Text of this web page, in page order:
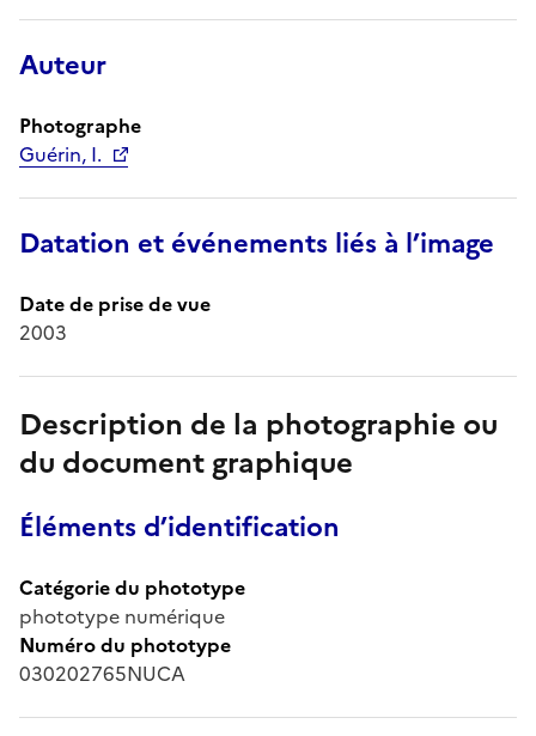
Auteur
Photographe
Guérin, I.
Datation et événements liés à l’image
Date de prise de vue
2003
Description de la photographie ou
du document graphique
Éléments d’identification
Catégorie du phototype
phototype numérique
Numéro du phototype
030202765NUCA